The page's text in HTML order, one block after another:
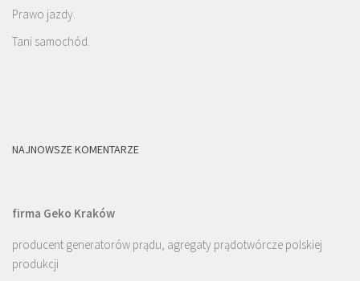
Prawo jazdy.
Tani samochód.
NAJNOWSZE KOMENTARZE
firma Geko Kraków
producent generatorów prądu, agregaty prądotwórcze polskiej
produkcji